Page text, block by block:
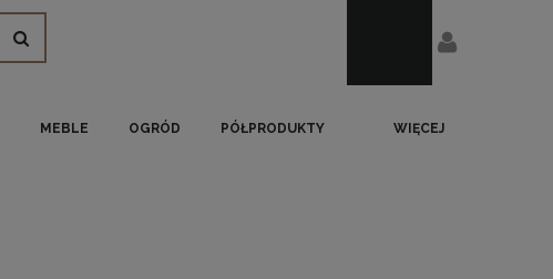
MEBLE OGRÓD PÓŁPRODUKTY WIĘCEJ